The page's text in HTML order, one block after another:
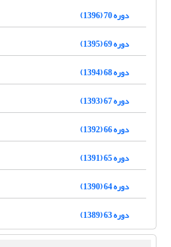
دوره 70 (1396)
دوره 69 (1395)
دوره 68 (1394)
دوره 67 (1393)
دوره 66 (1392)
دوره 65 (1391)
دوره 64 (1390)
دوره 63 (1389)